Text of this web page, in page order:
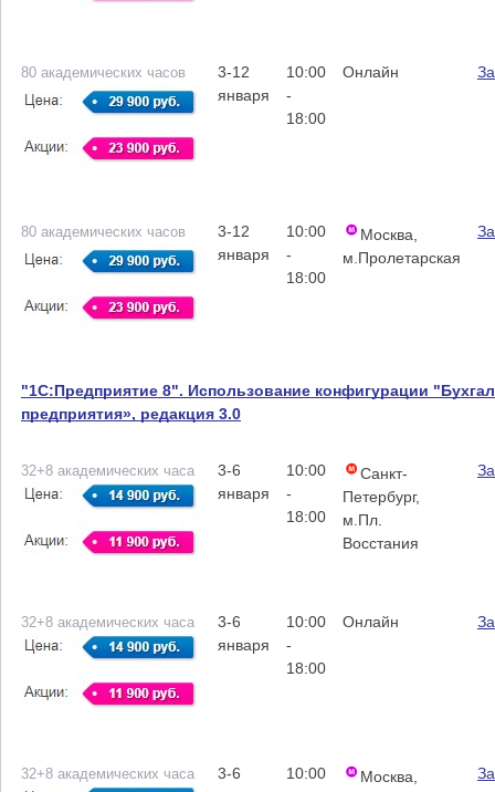
80 академических часов
3-12
января
10:00
-
18:00
Онлайн
80 академических часов
3-12
января
10:00
-
18:00
Москва,
м.Пролетарская
"1С:Предприятие 8". Использование конфигурации
предприятия», редакция 3.0
32+8 академических часа
3-6
января
10:00
-
18:00
Санкт-
Петербург,
м.Пл.
Восстания
32+8 академических часа
3-6
января
10:00
-
18:00
Онлайн
32+8 академических часа
3-6
10:00
Москва,